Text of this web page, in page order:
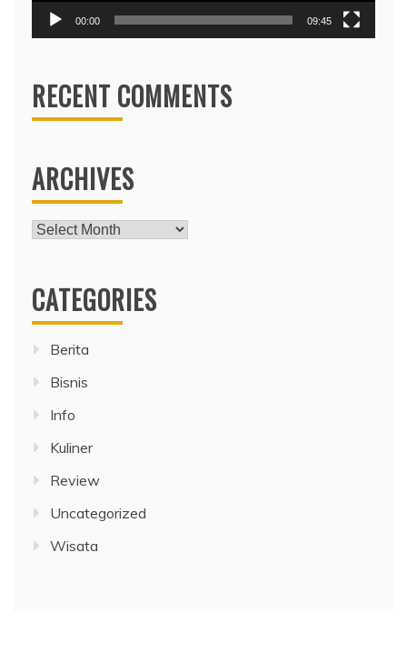
00:00 09:45
RECENT COMMENTS
ARCHIVES
Archives
CATEGORIES
Berita
Bisnis
Info
Kuliner
Review
Uncategorized
Wisata